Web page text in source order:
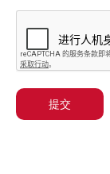
提交